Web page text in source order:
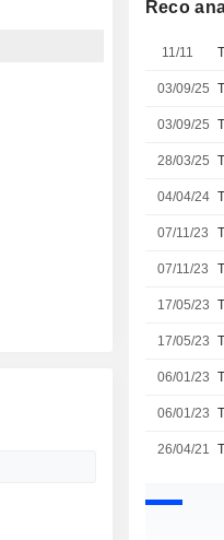
Reco
11/11
03/09/25
03/09/25
28/03/25
04/04/24
07/11/23
07/11/23
17/05/23
17/05/23
06/01/23
06/01/23
26/04/21